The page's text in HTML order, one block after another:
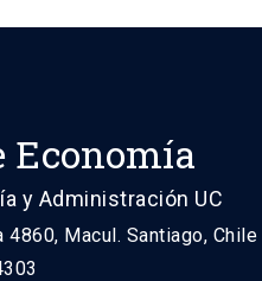
y Administración UC
4860, Macul. Santiago, Chile